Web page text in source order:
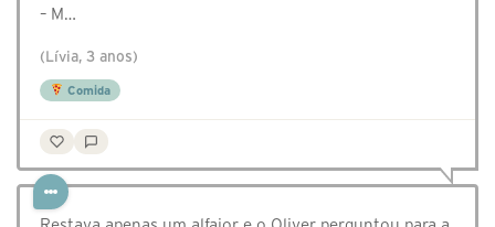
– M…
(Lívia, 3 anos)
Comida